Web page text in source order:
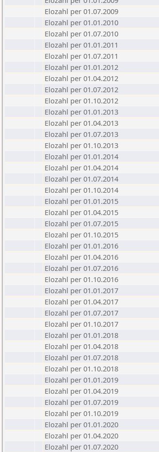
Elozahl per 01.07.2009
Elozahl per 01.01.2010
Elozahl per 01.07.2010
Elozahl per 01.01.2011
Elozahl per 01.07.2011
Elozahl per 01.01.2012
Elozahl per 01.04.2012
Elozahl per 01.07.2012
Elozahl per 01.10.2012
Elozahl per 01.01.2013
Elozahl per 01.04.2013
Elozahl per 01.07.2013
Elozahl per 01.10.2013
Elozahl per 01.01.2014
Elozahl per 01.04.2014
Elozahl per 01.07.2014
Elozahl per 01.10.2014
Elozahl per 01.01.2015
Elozahl per 01.04.2015
Elozahl per 01.07.2015
Elozahl per 01.10.2015
Elozahl per 01.01.2016
Elozahl per 01.04.2016
Elozahl per 01.07.2016
Elozahl per 01.10.2016
Elozahl per 01.01.2017
Elozahl per 01.04.2017
Elozahl per 01.07.2017
Elozahl per 01.10.2017
Elozahl per 01.01.2018
Elozahl per 01.04.2018
Elozahl per 01.07.2018
Elozahl per 01.10.2018
Elozahl per 01.01.2019
Elozahl per 01.04.2019
Elozahl per 01.07.2019
Elozahl per 01.10.2019
Elozahl per 01.01.2020
Elozahl per 01.04.2020
Elozahl per 01.07.2020